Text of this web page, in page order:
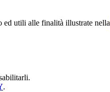
ed utili alle finalità illustrate nella
.